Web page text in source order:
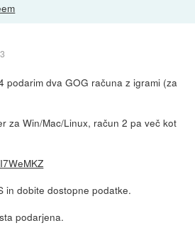
podarim dva GOG računa z igrami (za
za Win/Mac/Linux, račun 2 pa več kot
in dobite dostopne podatke.
podarjena.